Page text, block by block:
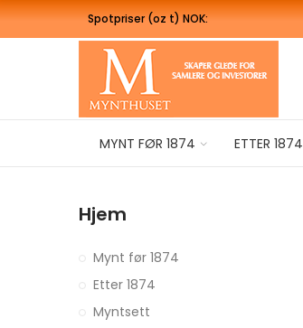
Spotpriser (oz t) NOK:
MYNT FØR 1874 ETTER 1874
Hjem
Mynt før 1874
Etter 1874
Myntsett